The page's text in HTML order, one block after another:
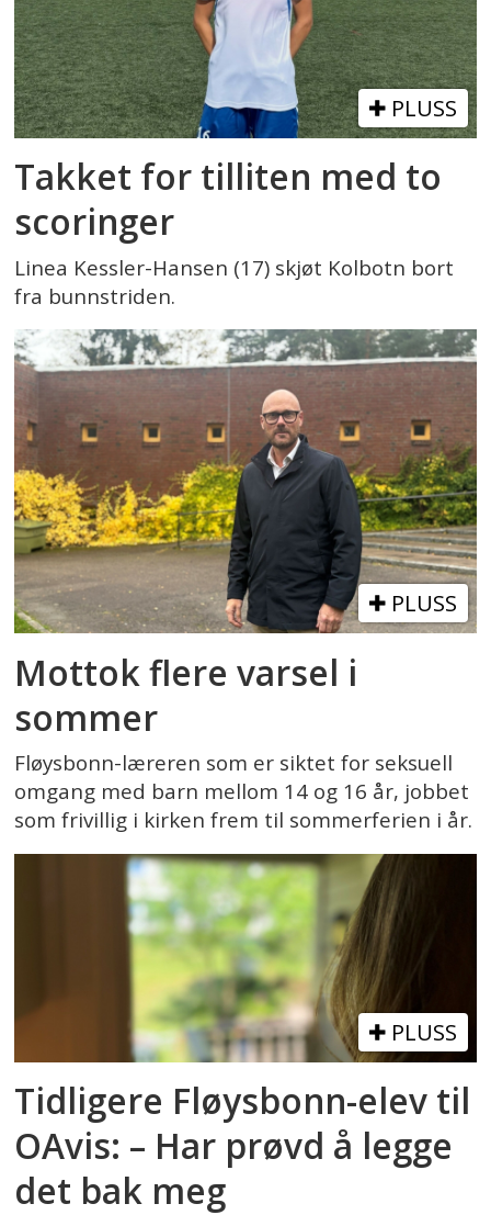
PLUSS
Takket for tilliten med to
scoringer
Linea Kessler-Hansen (17) skjøt Kolbotn bort
fra bunnstriden.
PLUSS
Mottok flere varsel i
sommer
Fløysbonn-læreren som er siktet for seksuell
omgang med barn mellom 14 og 16 år, jobbet
som frivillig i kirken frem til sommerferien i år.
PLUSS
Tidligere Fløysbonn-elev til
OAvis: – Har prøvd å legge
det bak meg